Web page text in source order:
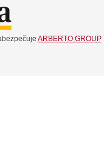
ARBERTO GROUP